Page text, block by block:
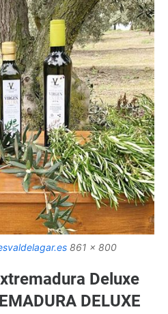
861 x 800
Deluxe
DELUXE